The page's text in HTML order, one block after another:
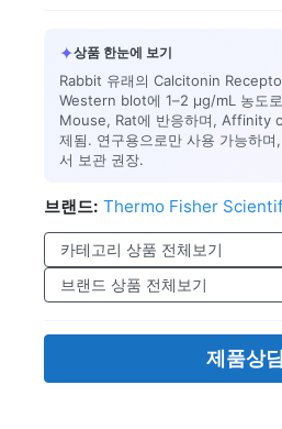
✦상품 한눈에 보기
Rabbit 유래의 Calcitonin
Western blot에 1–2 µg/mL 농도
Mouse, Rat에 반응하며, Affinity
제됨. 연구용으로만 사용 가능하
서 보관 권장.
브랜드: Thermo Fisher
카테고리 상품 전체보기
브랜드 상품 전체보기
제품상